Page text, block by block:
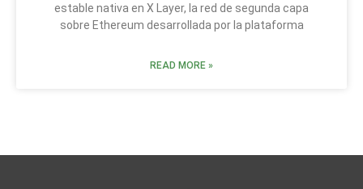
estable nativa en X Layer, la red de segunda capa
sobre Ethereum desarrollada por la plataforma
READ MORE »